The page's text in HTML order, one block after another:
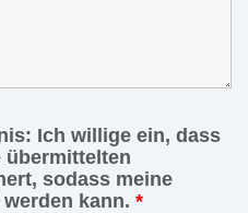
Ich willige ein, dass
übermittelten
sodass meine
kann. *